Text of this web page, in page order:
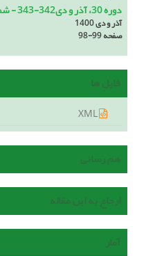
دوره 30، آذر و دی342-343 - شماره پیاپی 342
آذر و دی 1400
صفحه98-99
فایل ها
هم رسانی
ارجاع به این مقاله
آمار